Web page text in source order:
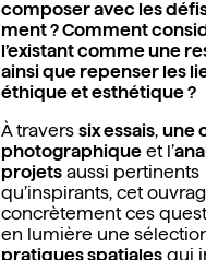
composer avec les
ment ? Comment
l’existant comme une
ainsi que repenser les
éthique et esthétique ?
À travers six essais, une
photographique et l’
projets aussi pertinents
qu’inspirants, cet
concrètement ces
en lumière une
pratiques spatiales qui